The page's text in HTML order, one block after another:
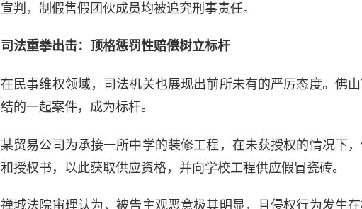
宣判，制假售假团伙成员均被追究刑事责任。
司法重拳出击：顶格惩罚性赔偿树立标杆
在民事维权领域，司法机关也展现出前所未有的严厉态度。佛
结的一起案件，成为标杆。
某贸易公司为承接一所中学的装修工程，在未获授权的情况下
和授权书，以此获取供应资格，并向学校工程供应假冒瓷砖。
禅城法院审理认为，被告主观恶意极其明显，且侵权行为发生